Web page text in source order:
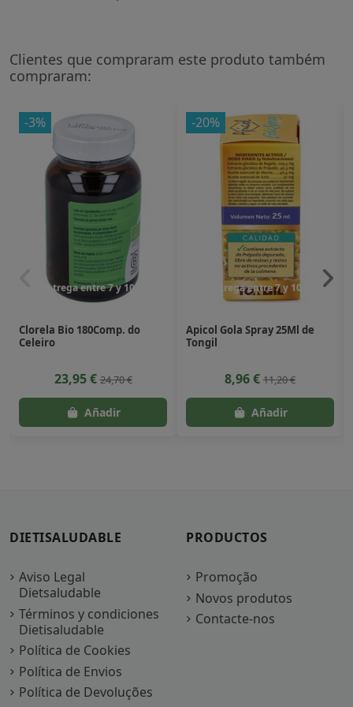
Clientes que compraram este produto também
compraram:
-3%
Entrega entre 7 y 10 dias
Clorela Bio 180Comp. do
Celeiro
23,95 €24,70 €
-20%
Entrega entre 7 y 10 dias
Apicol Gola Spray 25Ml de
Tongil
8,96 € 11,20 €
DIETISALUDABLE
Aviso Legal
Dietsaludable
Términos y condiciones
Dietisaludable
Política de Cookies
Política de Envios
Política de Devoluções
PRODUCTOS
Promoção
Novos produtos
Contacte-nos